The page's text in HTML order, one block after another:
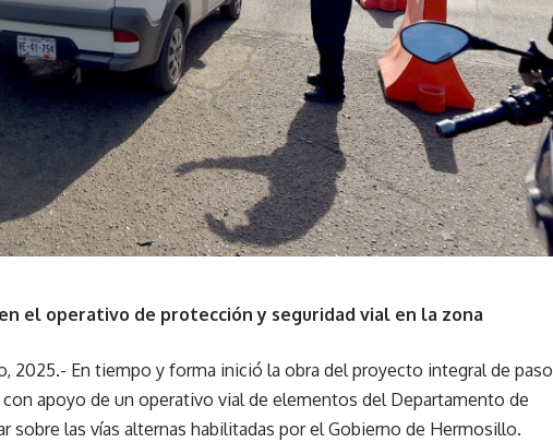
el operativo de protección y seguridad vial en la zona
2025.- En tiempo y forma inició la obra del proyecto integral de paso
apoyo de un operativo vial de elementos del Departamento de
sobre las vías alternas habilitadas por el Gobierno de Hermosillo.